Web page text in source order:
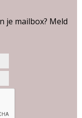
je mailbox? Meld